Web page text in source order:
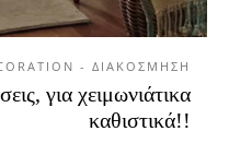
- ΔΙΑΚΟΣΜΗΣΗ
για χειμωνιάτικα
καθιστικά!!